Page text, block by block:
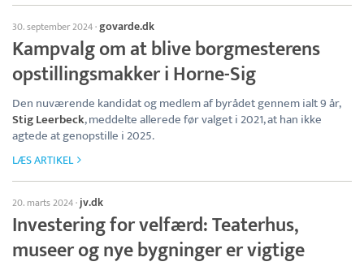
30. september 2024·govarde.dk
Kampvalg om at blive borgmesterens
opstillingsmakker i Horne-Sig
Den nuværende kandidat og medlem af byrådet gennem ialt 9 år,
Stig Leerbeck, meddelte allerede før valget i 2021, at han ikke
agtede at genopstille i 2025.
LÆS ARTIKEL
20. marts 2024·jv.dk
Investering for velfærd: Teaterhus,
museer og nye bygninger er vigtige